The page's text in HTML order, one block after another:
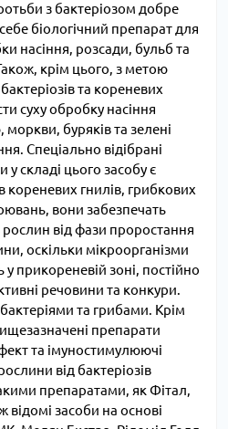
з бактеріозом добре
біологічний препарат для
насіння, розсади, бульб та
крім цього, з метою
та кореневих
суху обробку насіння
буряків та зелені
Спеціально відібрані
у складі цього засобу є
кореневих гнилів, грибкових
вони забезпечать
рослин від фази проростання
оскільки мікроорганізми
прикореневій зоні, постійно
речовини та конкури.
та грибами. Крім
препарати
та імуностимулюючі
від бактеріозів
препаратами, як Фітал,
засоби на основі